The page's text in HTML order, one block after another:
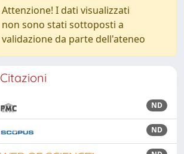
Attenzione! I dati visualizzati
non sono stati sottoposti a
validazione da parte dell'ateneo
Citazioni
ND
ND